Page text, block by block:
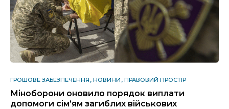
ГРОШОВЕ ЗАБЕЗПЕЧЕННЯ НОВИНИ ПРАВОВИЙ ПРОСТІР
Міноборони оновило порядок виплати
допомоги сім’ям загиблих військових